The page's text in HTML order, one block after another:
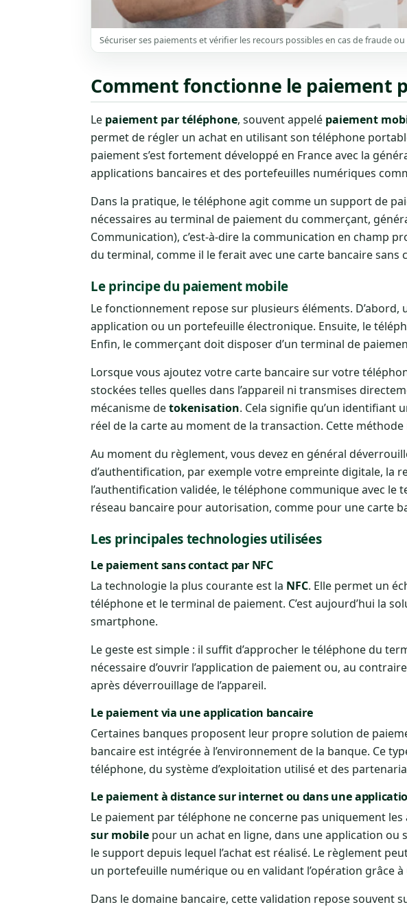
Sécuriser ses paiements et vérifier les recours possibles en cas de fraude ou
Comment fonctionne le paiement
Le paiement par téléphone, souvent appelé paiement
permet de régler un achat en utilisant son téléphone
paiement s’est fortement développé en France avec la
applications bancaires et des portefeuilles numériques
Dans la pratique, le téléphone agit comme un support de
nécessaires au terminal de paiement du commerçant,
Communication), c’est-à-dire la communication en champ
du terminal, comme il le ferait avec une carte bancaire sans
Le principe du paiement mobile
Le fonctionnement repose sur plusieurs éléments. D’abord,
application ou un portefeuille électronique. Ensuite, le
Enfin, le commerçant doit disposer d’un terminal de
Lorsque vous ajoutez votre carte bancaire sur votre
stockées telles quelles dans l’appareil ni transmises
mécanisme detokenisation. Cela signifie qu’un identifiant
réel de la carte au moment de la transaction. Cette
Au moment du règlement, vous devez en général
d’authentification, par exemple votre empreinte digitale, la
l’authentification validée, le téléphone communique avec
réseau bancaire pour autorisation, comme pour une carte
Les principales technologies utilisées
Le paiement sans contact par NFC
La technologie la plus courante est la NFC. Elle permet un
téléphone et le terminal de paiement. C’est aujourd’hui la
smartphone.
Le geste est simple : il suffit d’approcher le téléphone du
nécessaire d’ouvrir l’application de paiement ou, au
après déverrouillage de l’appareil.
Le paiement via une application bancaire
Certaines banques proposent leur propre solution de
bancaire est intégrée à l’environnement de la banque. Ce
téléphone, du système d’exploitation utilisé et des
Le paiement à distance sur internet ou dans une
Le paiement par téléphone ne concerne pas uniquement
sur mobile pour un achat en ligne, dans une application ou
le support depuis lequel l’achat est réalisé. Le règlement
un portefeuille numérique ou en validant l’opération grâce
Dans le domaine bancaire, cette validation repose souvent